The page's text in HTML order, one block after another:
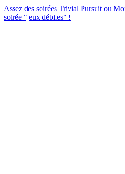
Assez des soirées Trivial Pursuit ou
soirée "jeux débiles" !